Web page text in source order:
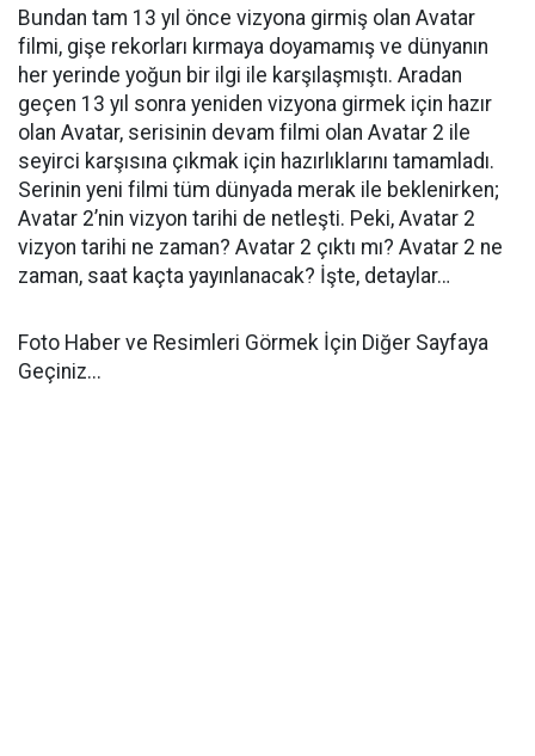
Bundan tam 13 yıl önce vizyona girmiş olan Avatar
filmi, gişe rekorları kırmaya doyamamış ve dünyanın
her yerinde yoğun bir ilgi ile karşılaşmıştı. Aradan
geçen 13 yıl sonra yeniden vizyona girmek için hazır
olan Avatar, serisinin devam filmi olan Avatar 2 ile
seyirci karşısına çıkmak için hazırlıklarını tamamladı.
Serinin yeni filmi tüm dünyada merak ile beklenirken;
Avatar 2’nin vizyon tarihi de netleşti. Peki, Avatar 2
vizyon tarihi ne zaman? Avatar 2 çıktı mı? Avatar 2 ne
zaman, saat kaçta yayınlanacak? İşte, detaylar…
Foto Haber ve Resimleri Görmek İçin Diğer Sayfaya
Geçiniz...